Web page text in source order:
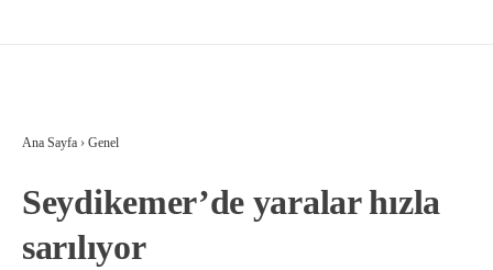
Ana Sayfa › Genel
Seydikemer’de yaralar hızla
sarılıyor